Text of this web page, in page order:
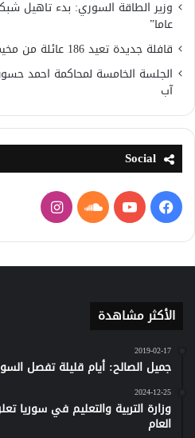
عاما”
قافلة جديدة تعيد 186 عائلة من مخيمات الشمال إلى ريف حماة
آب
Social
فيسبوكيوتيوبساوند
كلاود
انستقرام
الأكثر مشاهدة
2019-02-17
جميل الصالح: أيام قليلة تفصل
2024-12-25
وزارة التربية والتعليم في سوريا
العام